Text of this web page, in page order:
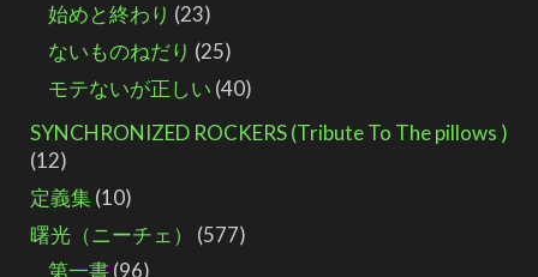
始めと終わり (23)
ないものねだり (25)
モテないが正しい (40)
SYNCHRONIZED ROCKERS (Tribute To The pillows )
(12)
定義集(10)
曙光（ニーチェ）
(577)
第一書(96)